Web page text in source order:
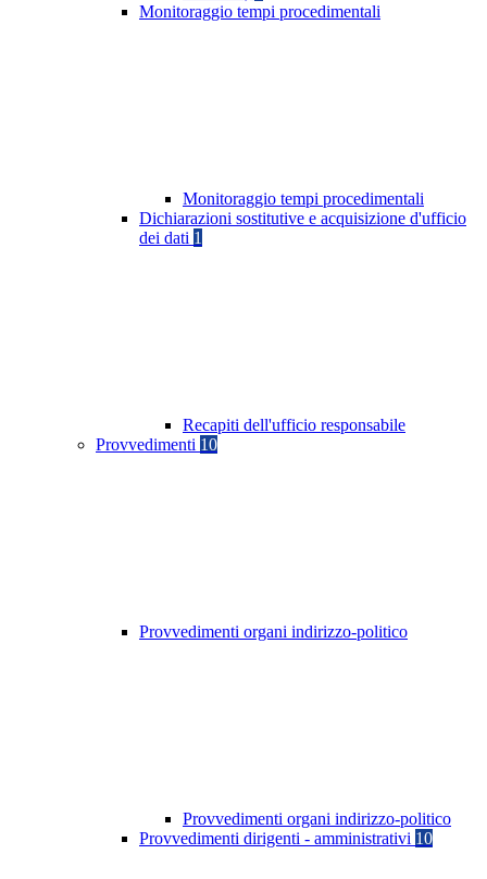
Monitoraggio tempi procedimentali
Monitoraggio tempi procedimentali
Dichiarazioni sostitutive e acquisizione d'ufficio
dei dati 1
Recapiti dell'ufficio responsabile
Provvedimenti 10
Provvedimenti organi indirizzo-politico
Provvedimenti organi indirizzo-politico
Provvedimenti dirigenti - amministrativi 10